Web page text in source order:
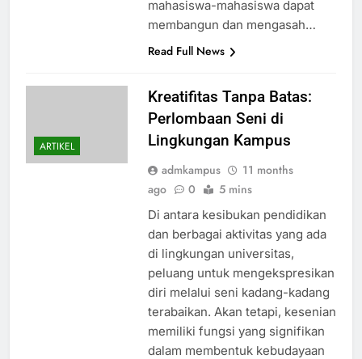
mahasiswa-mahasiswa dapat
membangun dan mengasah…
Read Full News
ARTIKEL
Kreatifitas Tanpa Batas:
Perlombaan Seni di
Lingkungan Kampus
admkampus
11 months
ago
0 5 mins
Di antara kesibukan pendidikan
dan berbagai aktivitas yang ada
di lingkungan universitas,
peluang untuk mengekspresikan
diri melalui seni kadang-kadang
terabaikan. Akan tetapi, kesenian
memiliki fungsi yang signifikan
dalam membentuk kebudayaan